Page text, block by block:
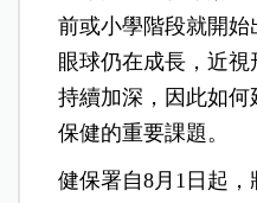
前或小學階段就開
眼球仍在成長，近
持續加深，因此如
保健的重要課題。
健保署自8月1日起，